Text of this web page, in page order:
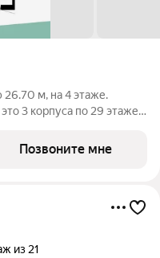
м, на 4 этаже.
3 корпуса по 29 этажей.
лучших решений
Позвоните мне
из 21